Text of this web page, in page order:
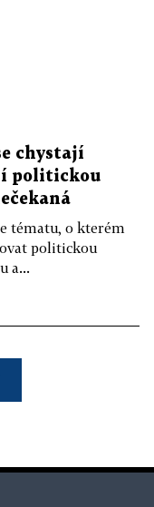
chystají
politickou
tématu, o kterém
politickou
a...